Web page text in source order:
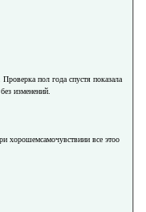
пол года спустя показала
изменений.
хорошемсамочувствиии все этоо